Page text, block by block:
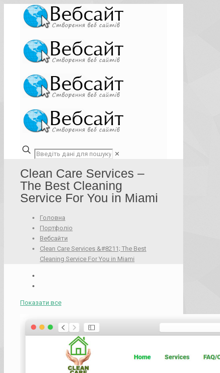
✕
Clean Care Services –
The Best Cleaning
Service For You in Miami
Головна
Портфоліо
Вебсайти
Clean Care Services &#8211; The Best
Cleaning Service For You in Miami
Показати все